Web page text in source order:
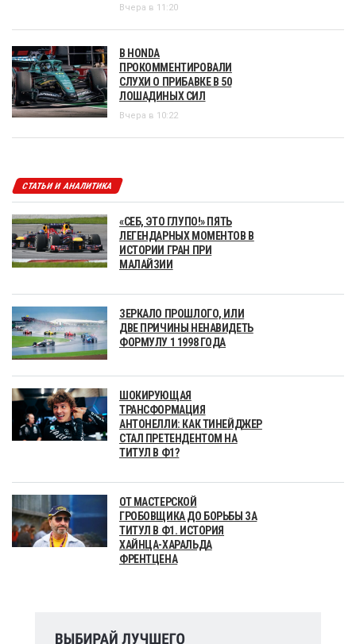
Вчера в 11:20
В HONDA
ПРОКОММЕНТИРОВАЛИ
СЛУХИ О ПРИБАВКЕ В 50
ЛОШАДИНЫХ СИЛ
Вчера в 10:22
СТАТЬИ И АНАЛИТИКА
«СЕБ, ЭТО ГЛУПО!» ПЯТЬ
ЛЕГЕНДАРНЫХ МОМЕНТОВ В
ИСТОРИИ ГРАН ПРИ
МАЛАЙЗИИ
ЗЕРКАЛО ПРОШЛОГО, ИЛИ
ДВЕ ПРИЧИНЫ НЕНАВИДЕТЬ
ФОРМУЛУ 1 1998 ГОДА
ШОКИРУЮЩАЯ
ТРАНСФОРМАЦИЯ
АНТОНЕЛЛИ: КАК ТИНЕЙДЖЕР
СТАЛ ПРЕТЕНДЕНТОМ НА
ТИТУЛ В Ф1?
ОТ МАСТЕРСКОЙ
ГРОБОВЩИКА ДО БОРЬБЫ ЗА
ТИТУЛ В Ф1. ИСТОРИЯ
ХАЙНЦА-ХАРАЛЬДА
ФРЕНТЦЕНА